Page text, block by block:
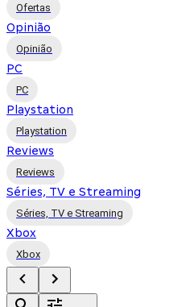
Ofertas
Opinião
Opinião
PC
PC
Playstation
Playstation
Reviews
Reviews
Séries, TV e Streaming
Séries, TV e Streaming
Xbox
Xbox